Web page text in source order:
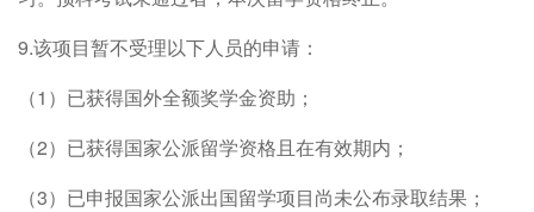
9.该项目暂不受理以下人员的申请：
（1）已获得国外全额奖学金资助；
（2）已获得国家公派留学资格且在有效期内；
（3）已申报国家公派出国留学项目尚未公布录取结果；